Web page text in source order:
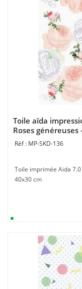
Toile aïda
Roses généreuses
MP-SKD-136
Toile imprimée Aida 7.0
40x30 cm